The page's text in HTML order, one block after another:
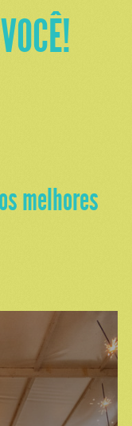
melhores